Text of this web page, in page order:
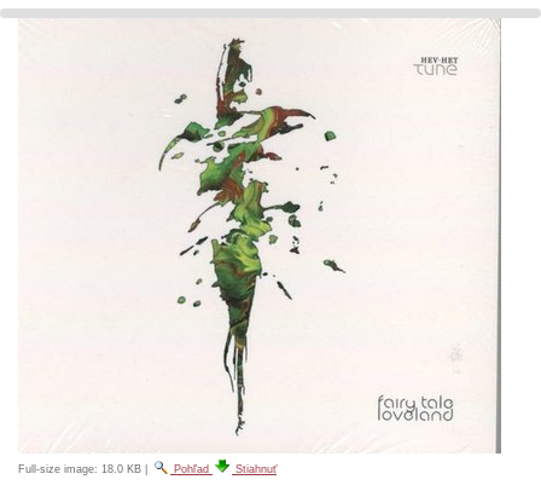
Full-size image: 18.0 KB Pohľad Stiahnuť